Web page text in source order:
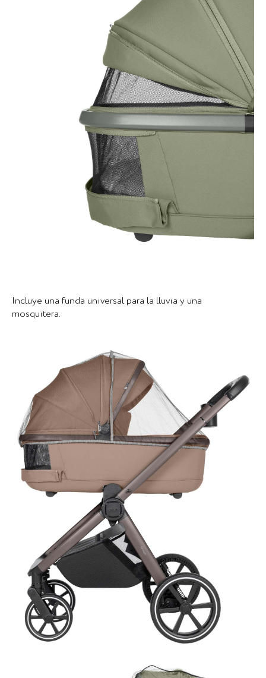
Incluye una funda universal para la lluvia y una
mosquitera.